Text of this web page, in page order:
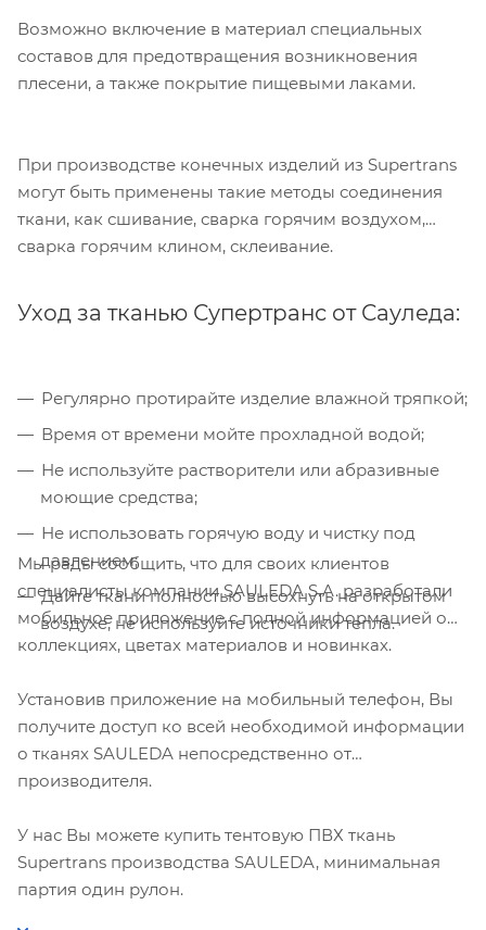
Возможно включение в материал специальных
составов для предотвращения возникновения
плесени, а также покрытие пищевыми лаками.
При производстве конечных изделий из Supertrans
могут быть применены такие методы соединения
ткани, как сшивание, сварка горячим воздухом,
сварка горячим клином, склеивание.
Уход за тканью Супертранс от Сауледа:
Регулярно протирайте изделие влажной тряпкой;
Время от времени мойте прохладной водой;
Не используйте растворители или абразивные
моющие средства;
Не использовать горячую воду и чистку под
давлением;
Дайте ткани полностью высохнуть на открытом
воздухе, не используйте источники тепла.
Мы рады сообщить, что для своих клиентов
специалисты компании SAULEDA S.A. разработали
мобильное приложение с полной информацией о
коллекциях, цветах материалов и новинках.
Установив приложение на мобильный телефон, Вы
получите доступ ко всей необходимой информации
о тканях SAULEDA непосредственно от
производителя.
У нас Вы можете купить тентовую ПВХ ткань
Supertrans производства SAULEDA, минимальная
партия один рулон.
Компания «Торговый Дом Технический
Текстиль» использует cookie-файлы и
улучшает работу сайта и
взаимодействие с ним. Подробнее - в
Политике
. Подтвердите ваше согласие,
нажав кнопку "Принять".